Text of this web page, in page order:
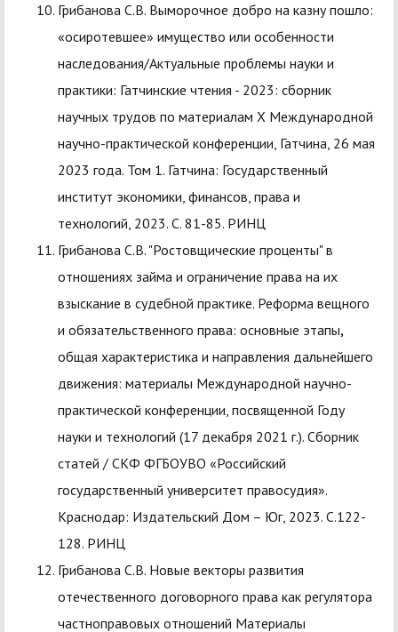
Грибанова С.В. Выморочное добро на казну пошло:
«осиротевшее» имущество или особенности
наследования/Актуальные проблемы науки и
практики: Гатчинские чтения - 2023: сборник
научных трудов по материалам Х Международной
научно-практической конференции, Гатчина, 26 мая
2023 года. Том 1. Гатчина: Государственный
институт экономики, финансов, права и
технологий, 2023. С. 81-85. РИНЦ
Грибанова С.В. "Ростовщические проценты" в
отношениях займа и ограничение права на их
взыскание в судебной практике. Реформа вещного
и обязательственного права: основные этапы,
общая характеристика и направления дальнейшего
движения: материалы Международной научно-
практической конференции, посвященной Году
науки и технологий (17 декабря 2021 г.). Сборник
статей / СКФ ФГБОУВО «Российский
государственный университет правосудия».
Краснодар: Издательский Дом – Юг, 2023. С.122-
128. РИНЦ
Грибанова С.В. Новые векторы развития
отечественного договорного права как регулятора
частноправовых отношений Материалы